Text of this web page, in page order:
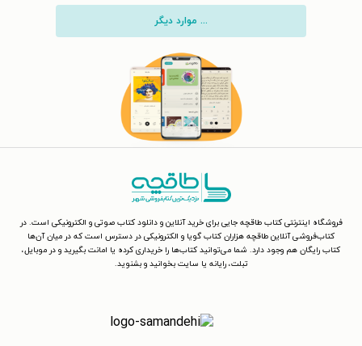
... موارد دیگر
فروشگاه اینترنتی کتاب طاقچه جایی برای خرید آنلاین و دانلود کتاب صوتی و الکترونیکی است. در
کتاب‌فروشی آنلاین طاقچه هزاران کتاب گویا و الکترونیکی در دسترس است که در میان آن‌ها
کتاب رایگان هم وجود دارد. شما می‌توانید کتاب‌ها را خریداری کرده یا امانت بگیرید و در موبایل،
تبلت، رایانه یا سایت بخوانید و بشنوید.